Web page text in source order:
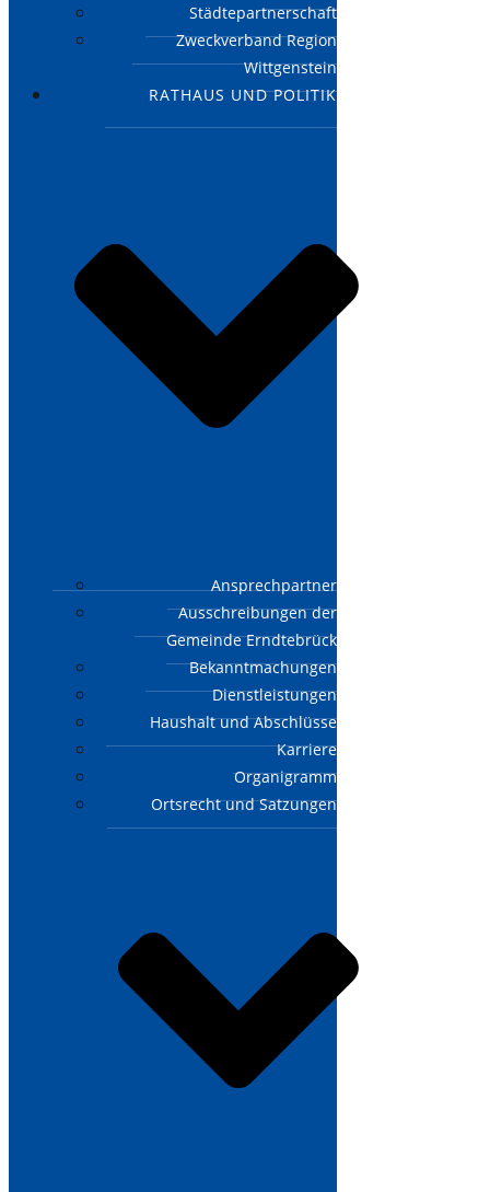
Städtepartnerschaft
Zweckverband Region
Wittgenstein
RATHAUS UND POLITIK
Ansprechpartner
Ausschreibungen der
Gemeinde Erndtebrück
Bekanntmachungen
Dienstleistungen
Haushalt und Abschlüsse
Karriere
Organigramm
Ortsrecht und Satzungen